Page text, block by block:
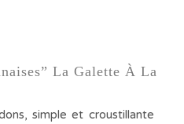
La Galette À La
simple et croustillante